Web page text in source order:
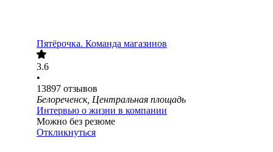
Пятёрочка. Команда магазинов
3.6
•
13897 отзывов
Белореченск, Центральная площадь
Интервью о жизни в компании
Можно без резюме
Откликнуться